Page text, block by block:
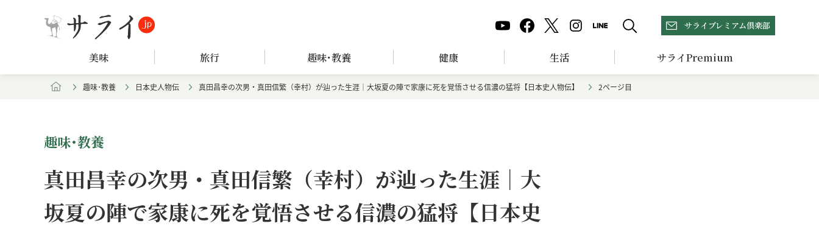
サライプレミアム倶楽部
美味 旅行 趣味･教養 健康 生活 サライPremium
趣味･教養 日本史人物伝 真田昌幸の次男・真田信繁（幸村）が辿った生涯｜大坂夏の陣で家康に死を覚悟させる信濃の猛将【日本史人物伝】 2ページ目
趣味･教養
真田昌幸の次男・真田信繁（幸村）が辿った生涯｜大
坂夏の陣で家康に死を覚悟させる信濃の猛将【日本史